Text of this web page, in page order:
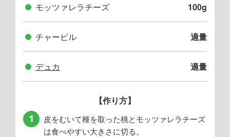
モッツァレラチーズ 100g
チャービル 適量
デュカ 適量
【作り方】
1
皮をむいて種を取った桃とモッツァレラチーズ
は食べやすい大きさに切る。